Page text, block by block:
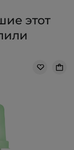
этот